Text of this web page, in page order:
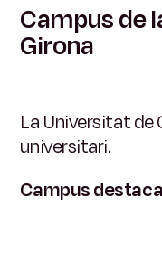
Campus de
Girona
La Universitat de
universitari.
Campus